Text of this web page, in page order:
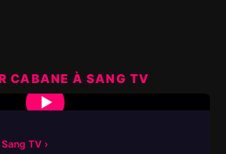
CABANE À SANG TV
▶
TV